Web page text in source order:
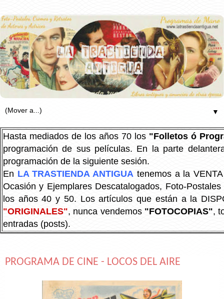
▼
Hasta mediados de los años 70 los "Folletos ó
programación de sus películas. En la parte
programación de la siguiente sesión.
En LA TRASTIENDA ANTIGUA tenemos a la
Ocasión y Ejemplares Descatalogados, Foto-
los años 40 y 50. Los artículos que están a la
"ORIGINALES", nunca vendemos "FOTOCOPIAS",
entradas (posts).
PROGRAMA DE CINE - LOCOS DEL AIRE